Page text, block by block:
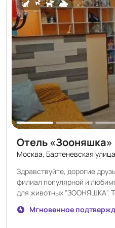
номера специально для
удобные кроватки, система
миски. Наш отель — семейный. Мы с мужем заботимся о
каждом питомце, как о
"Счастливых Мечтателях"
атмосфера, и ваш питомец
дома.
Отель «Зооняшка»
Москва, Бартеневская
Здравствуйте, дорогие
филиал популярной и
для животных "ЗООНЯШКА".
и заботой. Тем, кто не
Мгновенное